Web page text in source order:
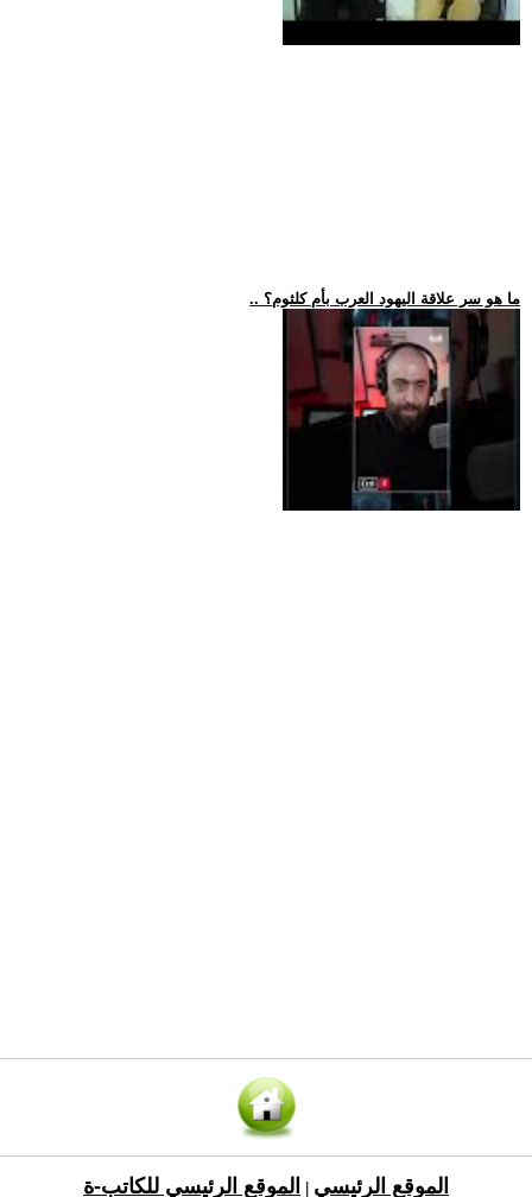
.. ما هو سر علاقة اليهود العرب بأم كلثوم؟
الموقع الرئيسي الموقع الرئيسي للكاتب-ة